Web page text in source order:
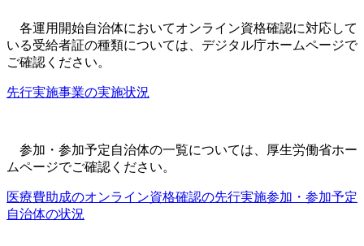
各運用開始自治体においてオンライン資格確認に対応して
いる受給者証の種類については、デジタル庁ホームページで
ご確認ください。
先行実施事業の実施状況
参加・参加予定自治体の一覧については、厚生労働省ホー
ムページでご確認ください。
医療費助成のオンライン資格確認の先行実施参加・参加予定
自治体の状況